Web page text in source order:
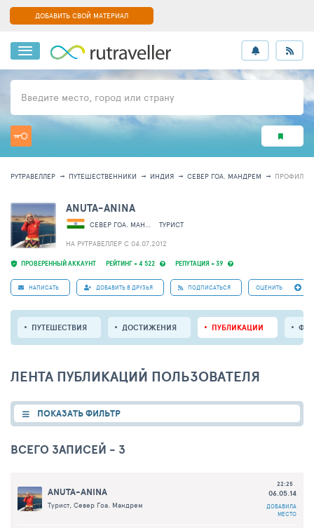
ДОБАВИТЬ СВОЙ МАТЕРИАЛ
Введите место, город или страну
РУТРАВЕЛЛЕР ПУТЕШЕСТВЕННИКИ ИНДИЯ СЕВЕР ГОА. МАНДРЕМ ПРОФИЛЬ
ПРОВЕРЕННЫЙ АККАУНТ РЕЙТИНГ + 4 522 РЕПУТАЦИЯ + 39
ANUTA-ANINA
СЕВЕР ГОА. МАНДРЕМ
ТУРИСТ
НА РУТРАВЕЛЛЕР C 04.07.2012
НАПИСАТЬ ДОБАВИТЬ В ДРУЗЬЯ ПОДПИСАТЬСЯ ОЦЕНИТЬ
ПУТЕШЕСТВИЯ ДОСТИЖЕНИЯ ПУБЛИКАЦИИ
ЛЕНТА ПУБЛИКАЦИЙ ПОЛЬЗОВАТЕЛЯ
ПОКАЗАТЬ ФИЛЬТР
ВСЕГО ЗАПИСЕЙ - 3
ANUTA-ANINA
Турист, Север Гоа. Мандрем
22:25
06.05.14
ДОБАВИЛА
МЕСТО